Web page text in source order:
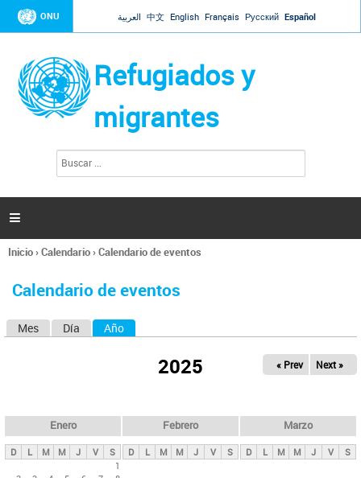
Jump to navigation
ONU العربية 中文 English Français Русский Español
Refugiados y
migrantes
l
d
s

Se
usted
Inicio›Calendario›Calendario de eventos
Calendario de eventos
s
p
Mes Día Año
2025 « Prev Next »
Enero
D L M M J V
S
1
Febrero
D L M M J V S
Marzo
D L M M J V S